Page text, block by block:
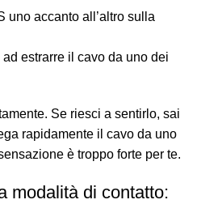
uno accanto all’altro sulla
estrarre il cavo da uno dei
Se riesci a sentirlo, sai
rapidamente il cavo da uno
è troppo forte per te.
modalità di contatto: